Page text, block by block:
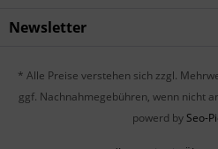
Newsletter
* Alle Preise verstehen sich zzgl.
ggf. Nachnahmegebühren, wenn nicht
powerd by Seo-